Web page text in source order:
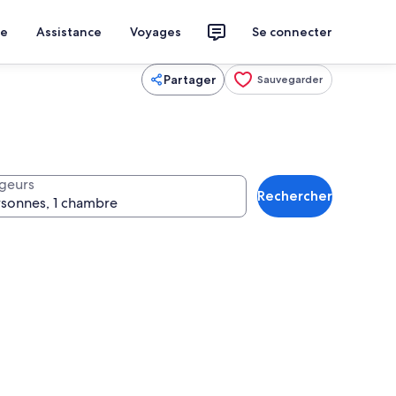
Assistance Voyages Se connecter
Partager Sauvegarder
Rechercher